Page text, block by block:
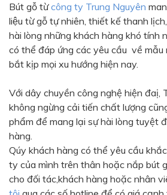
Hồng
Bạc
Xanh dương
Trắng
Xanh dương - Bạc
Tím - Bạc
Bạc - Xanh dương
Bút gỗ từcông ty Trung Nguyên
liệu từ gỗ tự nhiên, thiết kế thanh
hài lòng những khách hàng khó tính
có thể đáp ứng các yêu cầu về mẫu
bắt kịp mọi xu hướng hiện nay.
Với dây chuyền công nghệ hiện đaị,
không ngừng cải tiến chất lượng
phẩm để mang lại sự hài lòng tuyệt
hàng.
Qúy khách hàng có thể yêu cầu
ty của mình trên thân hoặc nắp bút
cho đối tác,khách hàng hoặc nhân